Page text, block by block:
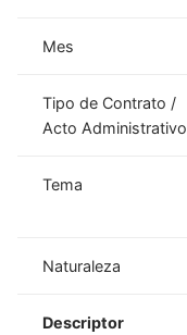
Mes
Tipo de Contrato /
Acto Administrativo
Tema
Naturaleza
Descriptor